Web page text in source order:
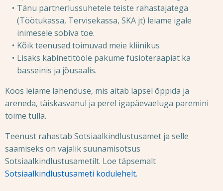
Tänu partnerlussuhetele teiste rahastajatega
(Töötukassa, Tervisekassa, SKA jt) leiame igale
inimesele sobiva toe.
Kõik teenused toimuvad meie kliinikus
Lisaks kabinetitööle pakume füsioteraapiat ka
basseinis ja jõusaalis.
Koos leiame lahenduse, mis aitab lapsel õppida ja
areneda, täiskasvanul ja perel igapäevaeluga paremini
toime tulla.
Teenust rahastab Sotsiaalkindlustusamet ja selle
saamiseks on vajalik suunamisotsus
Sotsiaalkindlustusametilt. Loe täpsemalt
Sotsiaalkindlustusameti kodulehelt.